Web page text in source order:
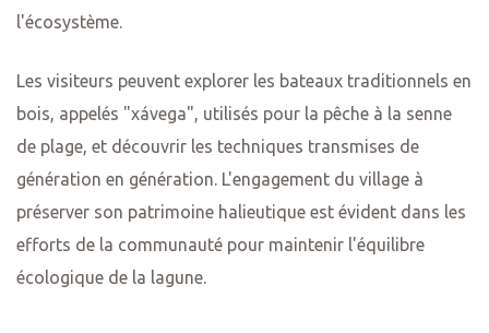
l'écosystème.
Les visiteurs peuvent explorer les bateaux traditionnels en
bois, appelés "xávega", utilisés pour la pêche à la senne
de plage, et découvrir les techniques transmises de
génération en génération. L'engagement du village à
préserver son patrimoine halieutique est évident dans les
efforts de la communauté pour maintenir l'équilibre
écologique de la lagune.